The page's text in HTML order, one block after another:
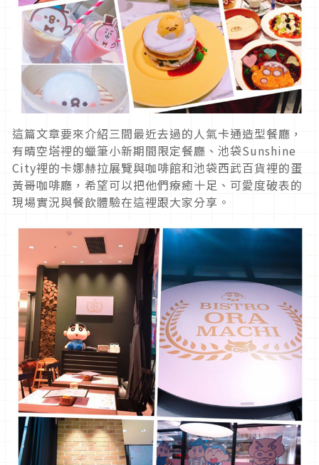
這篇文章要來介紹三間最近去過的人氣卡通造型餐廳，
有晴空塔裡的蠟筆小新期間限定餐廳、池袋Sunshine
City裡的卡娜赫拉展覽與咖啡館和池袋西武百貨裡的蛋
黃哥咖啡廳，希望可以把他們療癒十足、可愛度破表的
現場實況與餐飲體驗在這裡跟大家分享。